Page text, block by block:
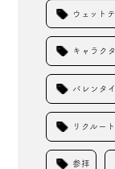
ウェット
キャラク
バレンタ
リクルート
参拝